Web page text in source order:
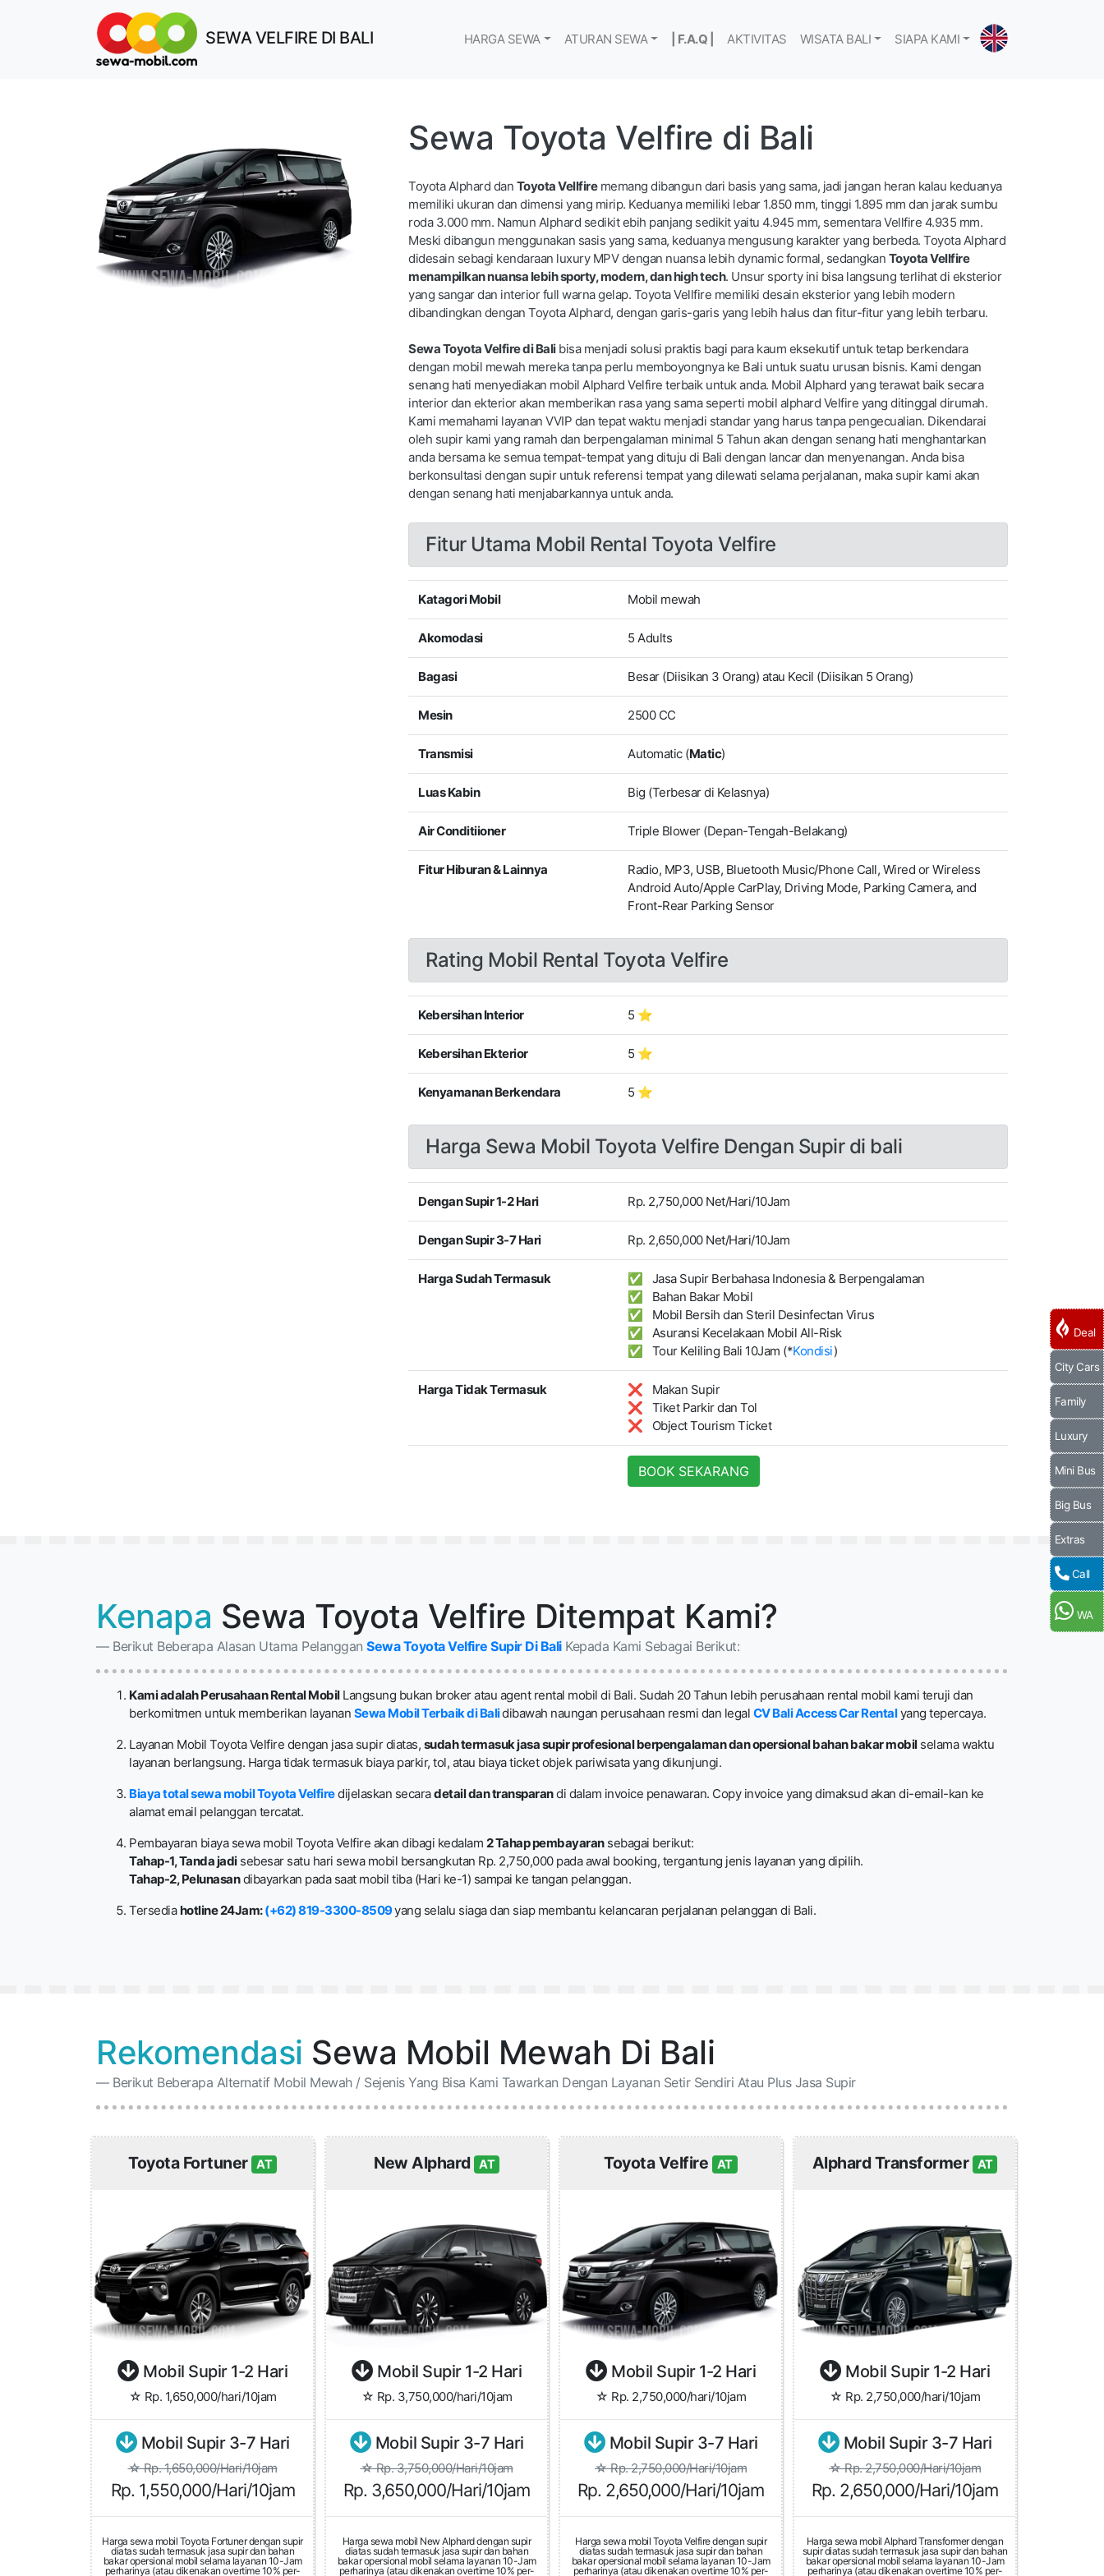
SEWA VELFIRE DI BALI HARGA SEWA ATURAN SEWA | F.A.Q | AKTIVITAS WISATA BALI SIAPA KAMI
Deal
City Cars
Family
Luxury
Mini Bus
Big Bus
Extras
Call
WA
Sewa Toyota Velfire di Bali
Toyota Alphard dan Toyota Vellfirememang dibangun dari basis yang sama, jadi jangan heran kalau keduanya
memiliki ukuran dan dimensi yang mirip. Keduanya memiliki lebar 1.850 mm, tinggi 1.895 mm dan jarak sumbu
roda 3.000 mm. Namun Alphard sedikit ebih panjang sedikit yaitu 4.945 mm, sementara Vellfire 4.935 mm.
Meski dibangun menggunakan sasis yang sama, keduanya mengusung karakter yang berbeda. Toyota Alphard
didesain sebagi kendaraan luxury MPV dengan nuansa lebih dynamic formal, sedangkan Toyota Vellfire
menampilkan nuansa lebih sporty, modern, dan high tech. Unsur sporty ini bisa langsung terlihat di eksterior
yang sangar dan interior full warna gelap. Toyota Vellfire memiliki desain eksterior yang lebih modern
dibandingkan dengan Toyota Alphard, dengan garis-garis yang lebih halus dan fitur-fitur yang lebih terbaru.
Sewa Toyota Velfire di Balibisa menjadi solusi praktis bagi para kaum eksekutif untuk tetap berkendara
dengan mobil mewah mereka tanpa perlu memboyongnya ke Bali untuk suatu urusan bisnis. Kami dengan
senang hati menyediakan mobil Alphard Velfire terbaik untuk anda. Mobil Alphard yang terawat baik secara
interior dan ekterior akan memberikan rasa yang sama seperti mobil alphard Velfire yang ditinggal dirumah.
Kami memahami layanan VVIP dan tepat waktu menjadi standar yang harus tanpa pengecualian. Dikendarai
oleh supir kami yang ramah dan berpengalaman minimal 5 Tahun akan dengan senang hati menghantarkan
anda bersama ke semua tempat-tempat yang dituju di Bali dengan lancar dan menyenangan. Anda bisa
berkonsultasi dengan supir untuk referensi tempat yang dilewati selama perjalanan, maka supir kami akan
dengan senang hati menjabarkannya untuk anda.
Fitur Utama Mobil Rental Toyota Velfire
Katagori Mobil Mobil mewah
Akomodasi 5 Adults
Bagasi Besar (Diisikan 3 Orang) atau Kecil (Diisikan 5 Orang)
Mesin 2500 CC
Transmisi Automatic (Matic)
Luas Kabin Big (Terbesar di Kelasnya)
Air Conditiioner Triple Blower (Depan-Tengah-Belakang)
Fitur Hiburan & Lainnya
Radio, MP3, USB, Bluetooth Music/Phone Call, Wired or Wireless
Android Auto/Apple CarPlay, Driving Mode, Parking Camera, and
Front-Rear Parking Sensor
Rating Mobil Rental Toyota Velfire
Kebersihan Interior 5 ⭐
Kebersihan Ekterior 5 ⭐
Kenyamanan Berkendara 5 ⭐
Harga Sewa Mobil Toyota Velfire Dengan Supir di bali
Dengan Supir 1-2 Hari Rp. 2,750,000 Net/Hari/10Jam
Dengan Supir 3-7 Hari Rp. 2,650,000 Net/Hari/10Jam
Harga Sudah Termasuk
✅ Jasa Supir Berbahasa Indonesia & Berpengalaman
✅ Bahan Bakar Mobil
✅ Mobil Bersih dan Steril Desinfectan Virus
✅ Asuransi Kecelakaan Mobil All-Risk
✅ Tour Keliling Bali 10Jam (*Kondisi)
Harga Tidak Termasuk
❌ Makan Supir
❌ Tiket Parkir dan Tol
❌ Object Tourism Ticket
BOOK SEKARANG
Kenapa Sewa Toyota Velfire Ditempat Kami?
Berikut Beberapa Alasan Utama Pelanggan Sewa Toyota Velfire Supir Di BaliKepada Kami Sebagai Berikut:
Kami adalah Perusahaan Rental MobilLangsung bukan broker atau agent rental mobil di Bali. Sudah 20 Tahun lebih perusahaan rental mobil kami teruji dan
berkomitmen untuk memberikan layanan Sewa Mobil Terbaik di Balidibawah naungan perusahaan resmi dan legal CV Bali Access Car Rentalyang tepercaya.
Layanan Mobil Toyota Velfire dengan jasa supir diatas, sudah termasuk jasa supir profesional berpengalaman dan opersional bahan bakar mobilselama waktu
layanan berlangsung. Harga tidak termasuk biaya parkir, tol, atau biaya ticket objek pariwisata yang dikunjungi.
Biaya total sewa mobil Toyota Velfiredijelaskan secaradetail dan transparandi dalam invoice penawaran. Copy invoice yang dimaksud akan di-email-kan ke
alamat email pelanggan tercatat.
Pembayaran biaya sewa mobil Toyota Velfire akan dibagi kedalam 2 Tahap pembayaransebagai berikut:
Tahap-1, Tanda jadisebesar satu hari sewa mobil bersangkutan Rp. 2,750,000 pada awal booking, tergantung jenis layanan yang dipilih.
Tahap-2, Pelunasandibayarkan pada saat mobil tiba (Hari ke-1) sampai ke tangan pelanggan.
Tersediahotline 24Jam:(+62) 819-3300-8509yang selalu siaga dan siap membantu kelancaran perjalanan pelanggan di Bali.
Rekomendasi Sewa Mobil Mewah Di Bali
Berikut Beberapa Alternatif Mobil Mewah / Sejenis Yang Bisa Kami Tawarkan Dengan Layanan Setir Sendiri Atau Plus Jasa Supir
Toyota Fortuner AT
Mobil Supir 1-2 Hari
☆ Rp. 1,650,000/hari/10jam
Mobil Supir 3-7 Hari
☆ Rp. 1,650,000/Hari/10jam
Rp. 1,550,000/Hari/10jam
Harga sewa mobil Toyota Fortuner dengan supir
diatas sudah termasuk jasa supir dan bahan
bakar opersional mobil selama layanan 10-Jam
perharinya (atau dikenakan overtime 10% per-
New Alphard AT
Mobil Supir 1-2 Hari
☆ Rp. 3,750,000/hari/10jam
Mobil Supir 3-7 Hari
☆ Rp. 3,750,000/Hari/10jam
Rp. 3,650,000/Hari/10jam
Harga sewa mobil New Alphard dengan supir
diatas sudah termasuk jasa supir dan bahan
bakar opersional mobil selama layanan 10-Jam
perharinya (atau dikenakan overtime 10% per-
Toyota Velfire AT
Mobil Supir 1-2 Hari
☆ Rp. 2,750,000/hari/10jam
Mobil Supir 3-7 Hari
☆ Rp. 2,750,000/Hari/10jam
Rp. 2,650,000/Hari/10jam
Harga sewa mobil Toyota Velfire dengan supir
diatas sudah termasuk jasa supir dan bahan
bakar opersional mobil selama layanan 10-Jam
perharinya (atau dikenakan overtime 10% per-
Alphard Transformer AT
Mobil Supir 1-2 Hari
☆ Rp. 2,750,000/hari/10jam
Mobil Supir 3-7 Hari
☆ Rp. 2,750,000/Hari/10jam
Rp. 2,650,000/Hari/10jam
Harga sewa mobil Alphard Transformer dengan
supir diatas sudah termasuk jasa supir dan bahan
bakar opersional mobil selama layanan 10-Jam
perharinya (atau dikenakan overtime 10% per-